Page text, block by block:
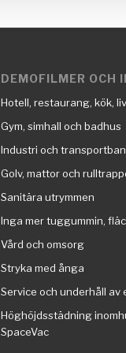
DEMOFILMER OCH
Hotell, restaurang, kök,
Gym, simhall och badhus
Industri och
Golv, mattor och
Sanitära utrymmen
Inga mer tuggummin,
Vård och omsorg
Stryka med ånga
Service och underhåll
Höghöjdsstädning
SpaceVac